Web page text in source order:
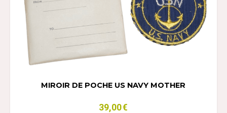
MIROIR DE POCHE US NAVY MOTHER
39,00€